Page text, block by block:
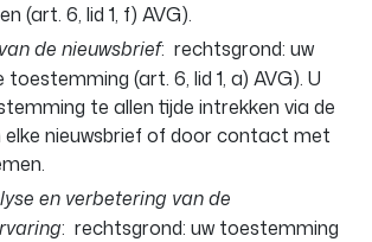
(art. 6, lid 1, f) AVG).
de nieuwsbrief: rechtsgrond: uw
toestemming (art. 6, lid 1, a) AVG). U
te allen tijde intrekken via de
elke nieuwsbrief of door contact met
en verbetering van de
: rechtsgrond: uw toestemming